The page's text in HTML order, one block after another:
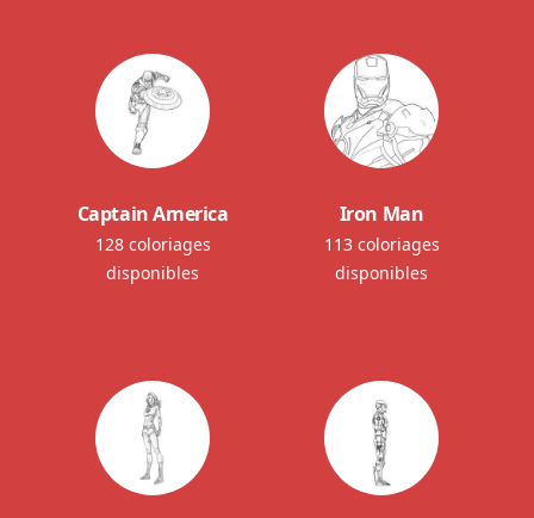
Captain America
128 coloriages
disponibles
Iron Man
113 coloriages
disponibles